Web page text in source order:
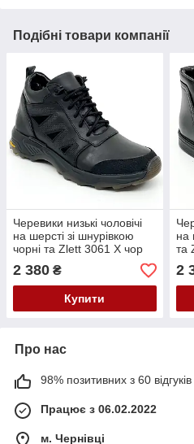
Подібні товари компанії
Черевики низькі чоловічі
на шерсті зі шнурівкою
чорні та Zlett 3061 X чор
2 380 ₴
Купити
на
та
2
Про нас
98% позитивних з 60 відгуків
Працює з 06.02.2022
м. Чернівці